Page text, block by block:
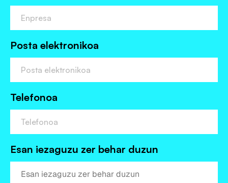
Posta elektronikoa
Telefonoa
Esan iezaguzu zer behar duzun